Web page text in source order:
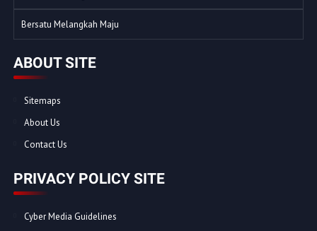
Bersatu Melangkah Maju
ABOUT SITE
Sitemaps
About Us
Contact Us
PRIVACY POLICY SITE
Cyber Media Guidelines